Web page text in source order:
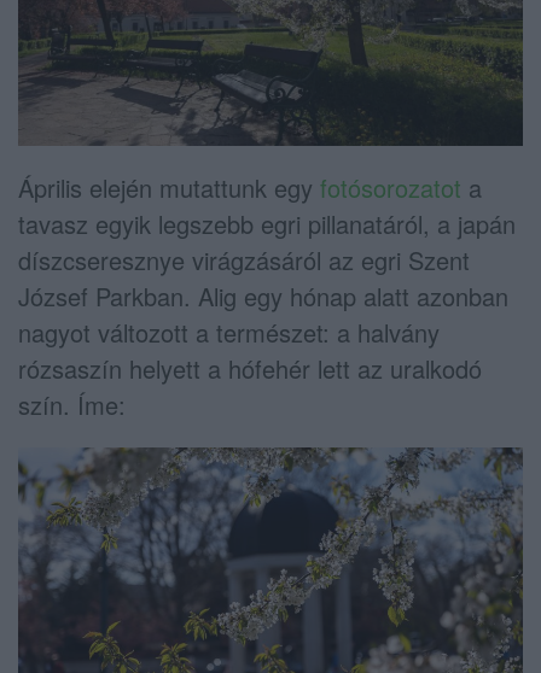
Április elején mutattunk egy fotósorozatot a
tavasz egyik legszebb egri pillanatáról, a japán
díszcseresznye virágzásáról az egri Szent
József Parkban. Alig egy hónap alatt azonban
nagyot változott a természet: a halvány
rózsaszín helyett a hófehér lett az uralkodó
szín. Íme: